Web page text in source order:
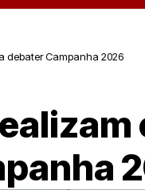
debater Campanha 2026